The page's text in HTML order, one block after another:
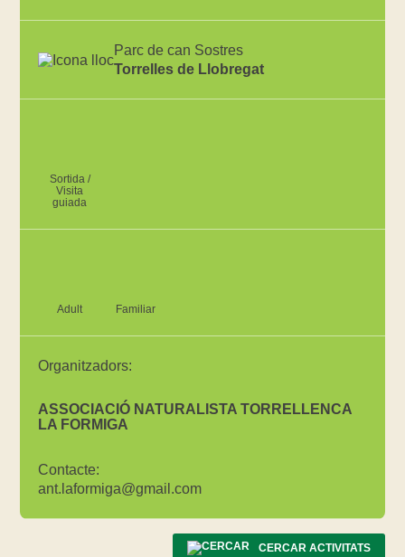
Parc de can Sostres
Torrelles de Llobregat
Sortida /
Visita
guiada
Adult Familiar
Organitzadors:
ASSOCIACIÓ NATURALISTA TORRELLENCA
LA FORMIGA
Contacte:
ant.laformiga@gmail.com
CERCAR ACTIVITATS